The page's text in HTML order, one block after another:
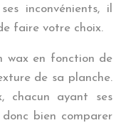
inconvénients, il
faire votre choix.
wax en fonction de
de sa planche.
chacun ayant ses
bien comparer